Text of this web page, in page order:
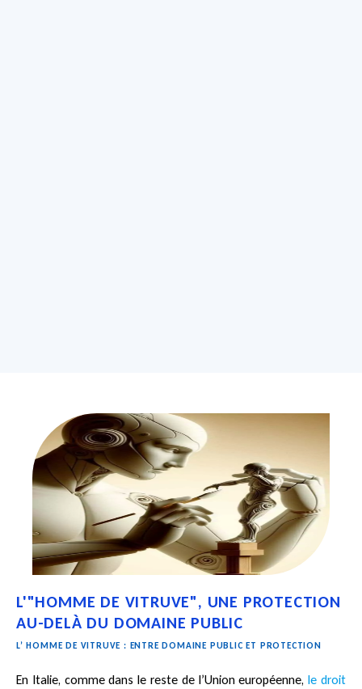
L'"HOMME DE VITRUVE", UNE PROTECTION
AU-DELÀ DU DOMAINE PUBLIC
L’ HOMME DE VITRUVE : ENTRE DOMAINE PUBLIC ET PROTECTION
En Italie, comme dans le reste de l’Union européenne,le droit